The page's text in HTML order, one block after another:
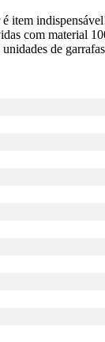
item
com material
de